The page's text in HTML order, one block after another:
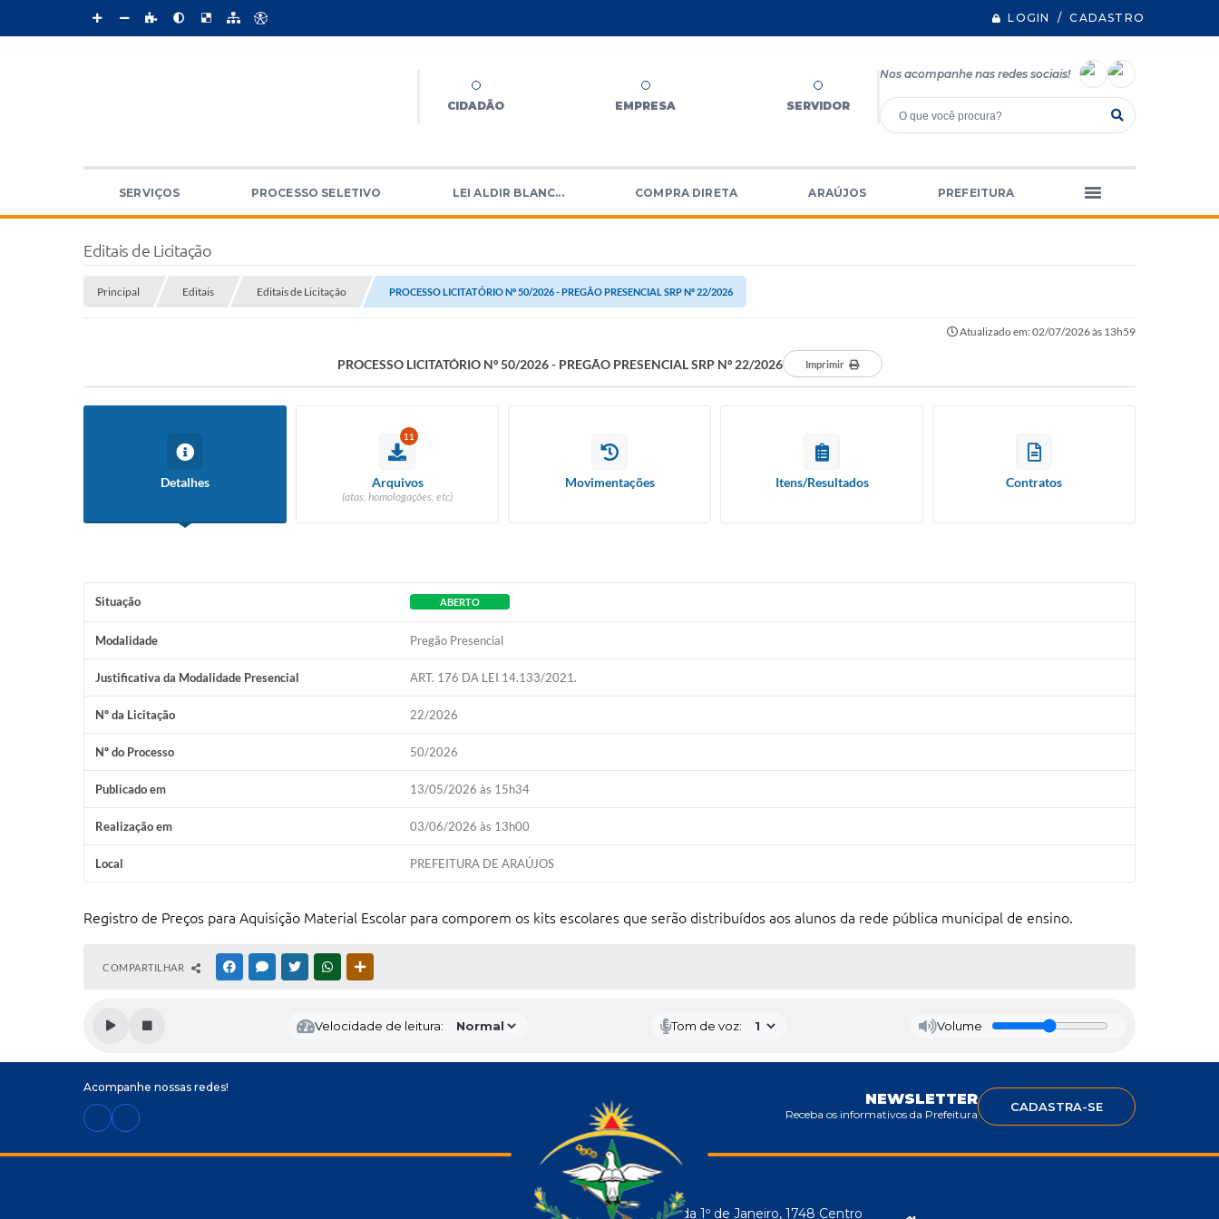
LOGIN / CADASTRO
CIDADÃO EMPRESA SERVIDOR
Nos acompanhe nas redes sociais!
SERVIÇOS PROCESSO SELETIVO LEI ALDIR BLANC... COMPRA DIRETA ARAÚJOS PREFEITURA
Editais de Licitação
Principal Editais Editais de Licitação PROCESSO LICITATÓRIO Nº 50/2026 - PREGÃO PRESENCIAL SRP Nº 22/2026
Atualizado em: 02/07/2026 às 13h59
PROCESSO LICITATÓRIO Nº 50/2026 - PREGÃO PRESENCIAL SRP Nº 22/2026 Imprimir
Detalhes
11
Arquivos
(atas, homologações, etc)
Movimentações Itens/Resultados Contratos
Situação ABERTO
Modalidade Pregão Presencial
Justificativa da Modalidade Presencial ART. 176 DA LEI 14.133/2021.
Nº da Licitação 22/2026
Nº do Processo 50/2026
Publicado em 13/05/2026 às 15h34
Realização em 03/06/2026 às 13h00
Local PREFEITURA DE ARAÚJOS
Registro de Preços para Aquisição Material Escolar para comporem os kits escolares que serão distribuídos aos alunos da rede pública municipal de ensino.
COMPARTILHAR FACEBOOKMESSENGER
TWITTERWHATSAPP
Velocidade de leitura: Tom de voz: Volume
Acompanhe nossas redes!
NEWSLETTER
Receba os informativos da Prefeitura
CADASTRA-SE
Avenida 1º de Janeiro, 1748 Centro